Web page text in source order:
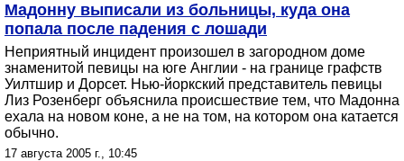
Мадонну выписали из больницы, куда она
попала после падения с лошади
Неприятный инцидент произошел в загородном доме
знаменитой певицы на юге Англии - на границе графств
Уилтшир и Дорсет. Нью-йоркский представитель певицы
Лиз Розенберг объяснила происшествие тем, что Мадонна
ехала на новом коне, а не на том, на котором она катается
обычно.
17 августа 2005 г., 10:45